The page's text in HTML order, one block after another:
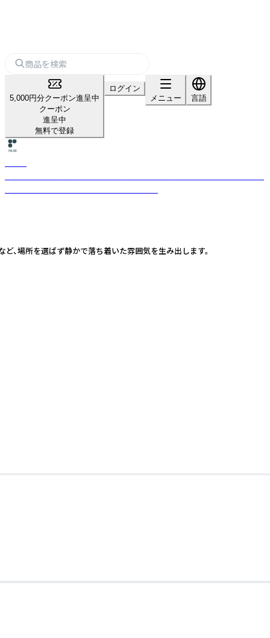
5,000円分クーポン進呈中
クーポン
進呈中
無料で登録
ログイン
メニュー
言語
、場所を選ばず静かで落ち着いた雰囲気を生み出します。